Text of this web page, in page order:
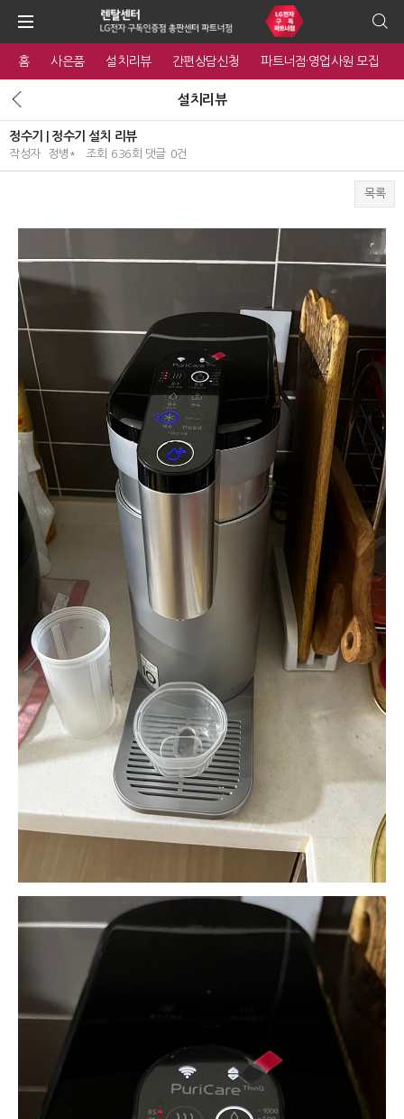
홈 사은품 설치리뷰 간편상담신청 파트너점·영업사원 모집
설치리뷰
정수기 | 정수기 설치 리뷰
작성자 정병* 조회 636회 댓글 0건
목록